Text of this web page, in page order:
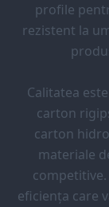
profile
rezistent la
Calitatea
carton
carton
materiale
eficiența care